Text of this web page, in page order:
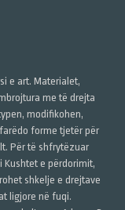
e art. Materialet,
me të drejta
modifikohen,
forme tjetër për
Për të shfrytëzuar
e përdorimit,
shkelje e drejtave
ligjore në fuqi.